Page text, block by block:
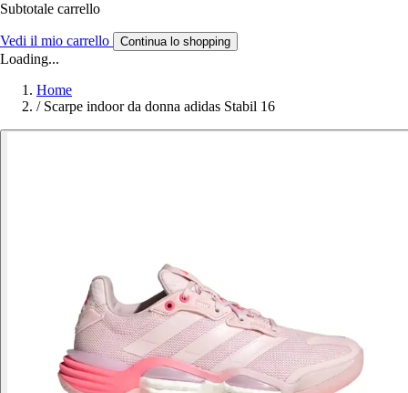
Subtotale carrello
Vedi il mio carrello Continua lo shopping
Loading...
Home
/ Scarpe indoor da donna adidas Stabil 16